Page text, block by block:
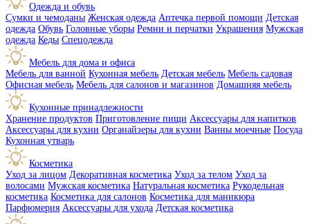
Одежда и обувь
Сумки и чемоданы Женская одежда Аптечка первой помощи Детская
одежда Обувь Головные уборы Ремни и перчатки Украшения Мужская
одежда Кеды Спецодежда
Мебель для дома и офиса
Мебель для ванной Кухонная мебель Детская мебель Мебель садовая
Офисная мебель Мебель для салонов и магазинов Домашняя мебель
Кухонные принадлежности
Хранение продуктов Приготовление пищи Аксессуары для напитков
Аксессуары для кухни Органайзеры для кухни Ванны моечные Посуда
Кухонная утварь
Косметика
Уход за лицом Декоративная косметика Уход за телом Уход за
волосами Мужская косметика Натуральная косметика Рукодельная
косметика Косметика для салонов Косметика для маникюра
Парфюмерия Аксессуары для ухода Детская косметика